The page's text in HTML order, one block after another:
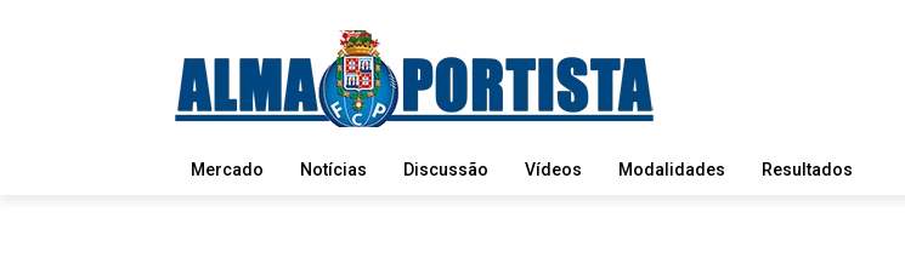
Mercado Notícias Discussão Vídeos Modalidades Resultados